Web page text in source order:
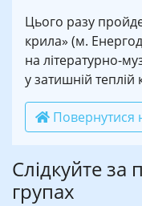
Цього разу
крила» (м.
на літературно-
у затишній теплій
Повернутися
Слідкуйте
групах